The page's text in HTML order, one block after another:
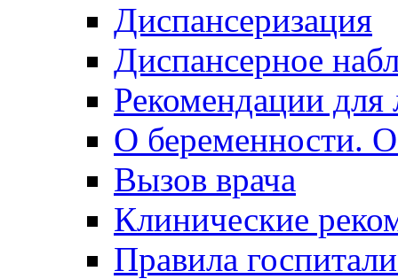
Диспансеризация
Диспансерное
Рекомендации для
О беременности.
Вызов врача
Клинические
Правила